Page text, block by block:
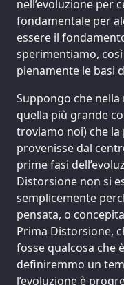
nell’evoluzione per
fondamentale per
essere il
sperimentiamo,
pienamente le basi
Suppongo che nella
quella più grande
troviamo noi) che la
provenisse dal
prime fasi
Distorsione non si
semplicemente
pensata, o
Prima Distorsione,
fosse qualcosa che
definiremmo un
l’evoluzione è